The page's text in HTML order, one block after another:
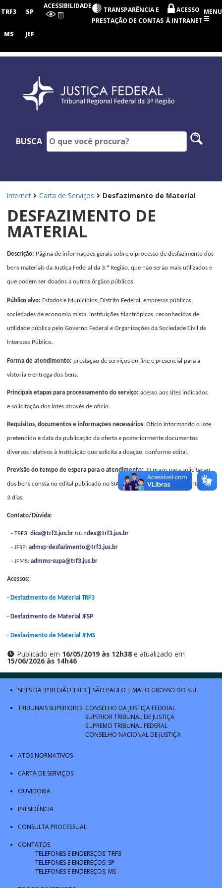
Regional
3ª
TRF3 SP
MS JEF
ACESSIBILIDADE
TRANSPARÊNCIA E
PRESTAÇÃO DE CONTAS
ACESSO
À INTRANET
MENU
BUSCA
Internet Carta de Serviços Desfazimento de Material
DESFAZIMENTO DE
MATERIAL
Descrição: Página de informações gerais sobre o processo de desfazimento dos
bens materiais da Justiça Federal da 3.ª Região, que não serão mais utilizados e
que podem ser doados a outros órgãos públicos.
Público alvo: Estados e Municípios, Distrito Federal, empresas públicas,
sociedades de economia mista, instituições filantrópicas, reconhecidas de
utilidade pública pelo Governo Federal e Organizações da Sociedade Civil de
Interesse Público.
Forma de atendimento: prestação de serviços on-line e presencial para a
vistoria e entrega dos bens.
Principais etapas para processamento do serviço: acesso aos sites indicados
e solicitação dos lotes através de oficio.
Requisitos, documentos e informações necessários: Ofício informando o lote
pretendido e data da publicação da oferta e posteriormente documentos
diversos relativos à Instituição que solicita a doação, conforme edital.
Previsão do tempo de espera para o atendimento:O prazo para solicitação
dos bens consta no edital publicado no SIAFI e no D.O.U, respectivamente 5 e
3 dias.
Contato/Dúvida:
- TRF3: dica@trf3.jus.br ou rdes@trf3.jus.br
- JFSP: admsp-desfazimento@trf3.jus.br
- JFMS: admms-supa@trf3.jus.br
Acessos:
- Desfazimento de Material TRF3
- Desfazimento de Material JFSP
- Desfazimento de Material JFMS
Publicado em 16/05/2019 às 12h38e atualizado em
15/06/2026 às 14h46
SITES DA 3ª REGIÃO TRF3 | SÃO PAULO | MATO GROSSO DO SUL
TRIBUNAIS SUPERIORES: CONSELHO DA JUSTIÇA FEDERAL
SUPERIOR TRIBUNAL DE JUSTIÇA
SUPREMO TRIBUNAL FEDERAL
CONSELHO NACIONAL DE JUSTIÇA
ATOS NORMATIVOS
CARTA DE SERVIÇOS
OUVIDORIA
PRESIDÊNCIA
CONSULTA PROCESSUAL
CONTATOS
TELEFONES E ENDEREÇOS: TRF3
TELEFONES E ENDEREÇOS: SP
TELEFONES E ENDEREÇOS: MS